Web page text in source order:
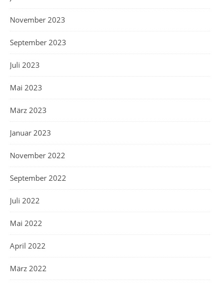
November 2023
September 2023
Juli 2023
Mai 2023
März 2023
Januar 2023
November 2022
September 2022
Juli 2022
Mai 2022
April 2022
März 2022